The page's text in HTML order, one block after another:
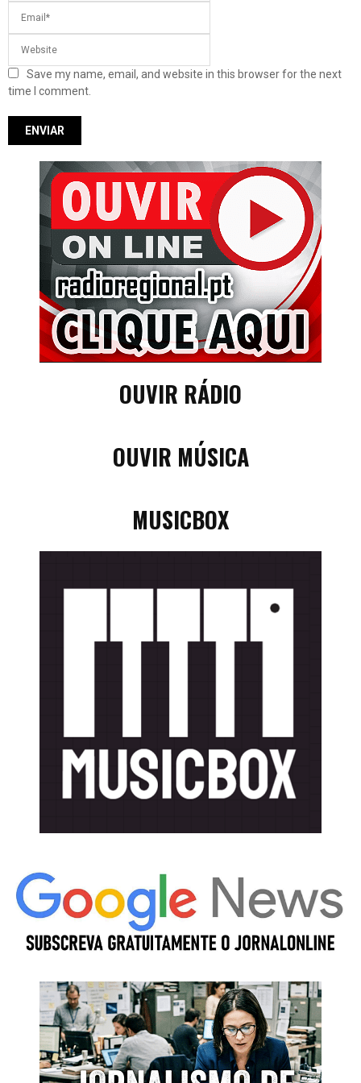
Save my name, email, and website in this browser for the next
time I comment.
OUVIR RÁDIO
OUVIR MÚSICA
MUSICBOX